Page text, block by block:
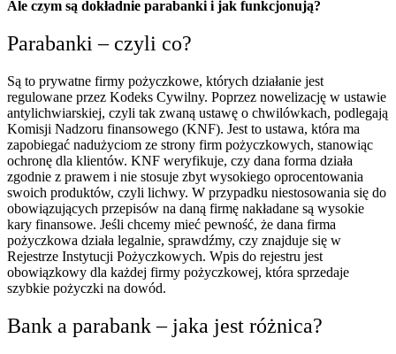
Ale czym są dokładnie parabanki i jak funkcjonują?
Parabanki – czyli co?
Są to prywatne firmy pożyczkowe, których działanie jest
regulowane przez Kodeks Cywilny. Poprzez nowelizację w ustawie
antylichwiarskiej, czyli tak zwaną ustawę o chwilówkach, podlegają
Komisji Nadzoru finansowego (KNF). Jest to ustawa, która ma
zapobiegać nadużyciom ze strony firm pożyczkowych, stanowiąc
ochronę dla klientów. KNF weryfikuje, czy dana forma działa
zgodnie z prawem i nie stosuje zbyt wysokiego oprocentowania
swoich produktów, czyli lichwy. W przypadku niestosowania się do
obowiązujących przepisów na daną firmę nakładane są wysokie
kary finansowe. Jeśli chcemy mieć pewność, że dana firma
pożyczkowa działa legalnie, sprawdźmy, czy znajduje się w
Rejestrze Instytucji Pożyczkowych. Wpis do rejestru jest
obowiązkowy dla każdej firmy pożyczkowej, która sprzedaje
szybkie pożyczki na dowód.
Bank a parabank – jaka jest różnica?